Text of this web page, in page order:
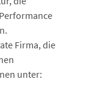
Firma, die
unter: